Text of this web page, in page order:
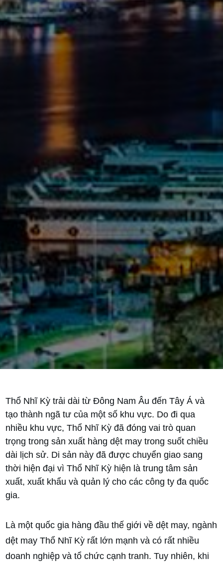
Thổ Nhĩ Kỳ trải dài từ Đông Nam Âu đến Tây Á và
tạo thành ngã tư của một số khu vực. Do đi qua
nhiều khu vực, Thổ Nhĩ Kỳ đã đóng vai trò quan
trọng trong sản xuất hàng dệt may trong suốt chiều
dài lịch sử. Di sản này đã được chuyển giao sang
thời hiện đại vì Thổ Nhĩ Kỳ hiện là trung tâm sản
xuất, xuất khẩu và quản lý cho các công ty đa quốc
gia.
Là một quốc gia hàng đầu thế giới về dệt may, ngành
dệt may Thổ Nhĩ Kỳ rất lớn mạnh và có rất nhiều
doanh nghiệp và tổ chức cạnh tranh. Tuy nhiên, khi